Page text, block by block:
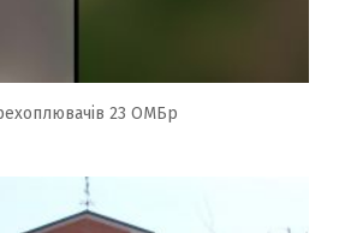
23 ОМБр